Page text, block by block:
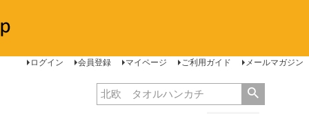
ログイン 会員登録 マイページ ご利用ガイド メールマガジン
順